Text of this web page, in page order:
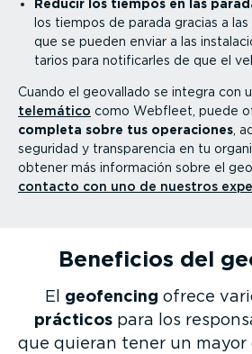
Reducir los tiempos en las
los tiempos de parada gracias a
que se pueden enviar a las
tarios para notifi­carles de que el
Cuando el geovallado se integra con
telemático como Webfleet, puede
completa sobre tus operaciones ,
seguridad y trans­pa­rencia en tu
obtener más información sobre el
contacto con uno de nuestros
Beneficios del
El geofencing ofrece
prácticos para los
que quieran tener un mayor